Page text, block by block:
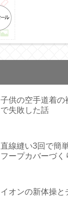
子供の空手道着の
で失敗した話
直線縫い3回で簡
フープカバーづく
イオンの新体操と